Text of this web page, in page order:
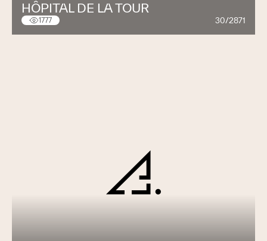
HÔPITAL DE LA TOUR
1777 30/2871